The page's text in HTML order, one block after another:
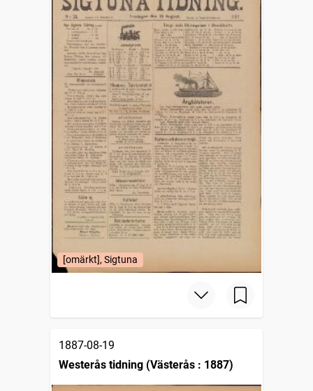
[omärkt], Sigtuna
1887-08-19
Westerås tidning (Västerås : 1887)